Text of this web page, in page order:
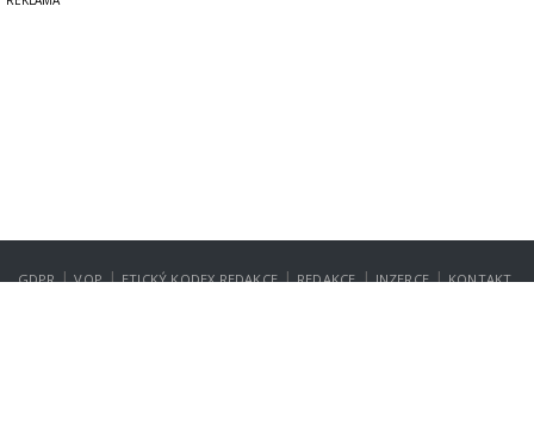
GDPR | VOP | ETICKÝ KODEX REDAKCE | REDAKCE | INZERCE | KONTAKT